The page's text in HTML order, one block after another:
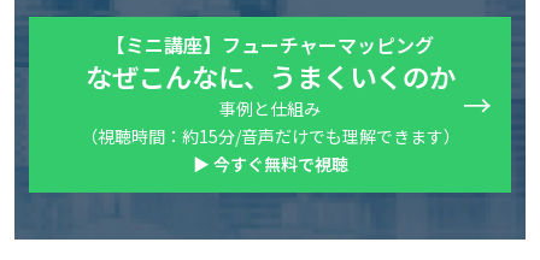
【ミニ講座】フューチャーマッピング
なぜこんなに、うまくいくのか
事例と仕組み
（視聴時間：約15分/音声だけでも理解できます）
▶ 今すぐ無料で視聴